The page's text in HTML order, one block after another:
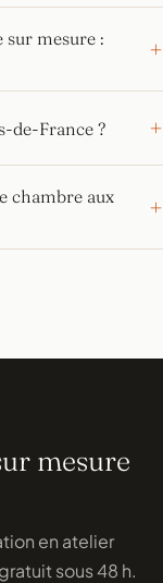
mesure :
de-France ?
chambre aux
mesure
en atelier
sous 48 h.